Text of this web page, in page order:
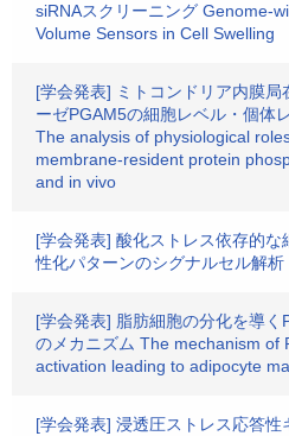
siRNAスクリーニング Genome-
Volume Sensors in Cell Swelling
[学会発表] ミトコンドリア内膜局
ーゼPGAM5の細胞レベル・個体
The analysis of physiological
membrane-resident protein
and in vivo
[学会発表] 酸化ストレス依存的
性化パターンのシグナルセル解析
[学会発表] 脂肪細胞の分化を導く
のメカニズム The mechanism of
activation leading to adipocyte
[学会発表] 浸透圧ストレス応答性